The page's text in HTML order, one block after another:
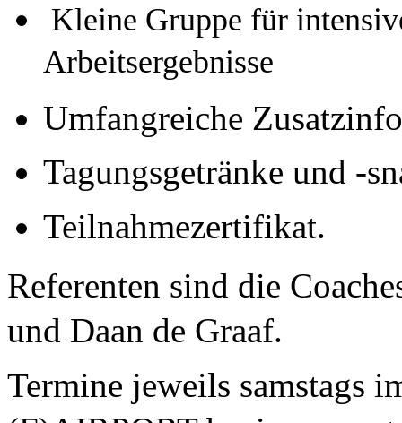
Kleine Gruppe für
Arbeitsergebnisse
Umfangreiche
Tagungsgetränke und -
Teilnahmezertifikat.
Referenten sind die
und Daan de Graaf.
Termine jeweils samstags